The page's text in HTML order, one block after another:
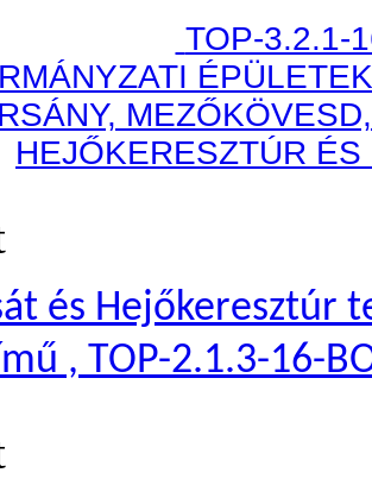
TOP-3.2.1-
HEJŐKERESZTÚR
és Hejőkeresztúr
, TOP-2.1.3-16-